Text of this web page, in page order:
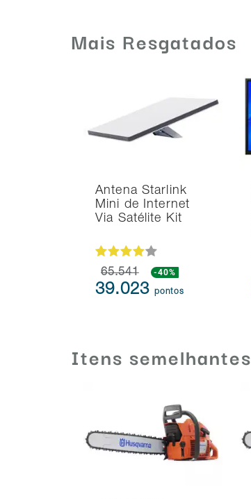
Mais Resgatados
Antena Starlink
Mini de Internet
Via Satélite Kit
65.541 -40%
39.023pontos
Itens semelhantes